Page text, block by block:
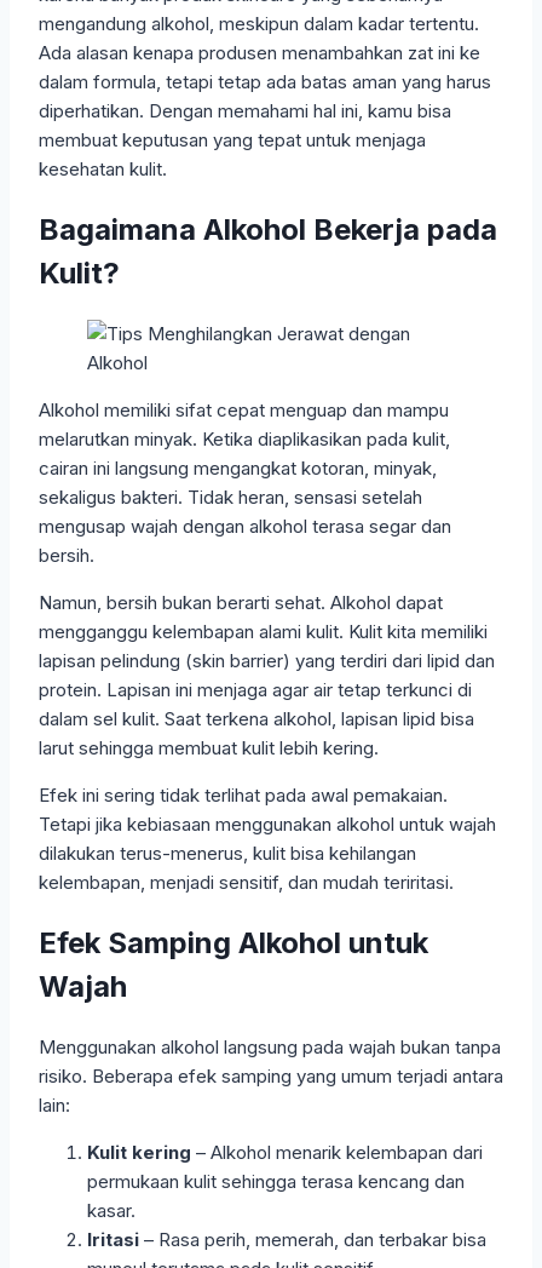
mengandung alkohol, meskipun dalam kadar tertentu.
Ada alasan kenapa produsen menambahkan zat ini ke
dalam formula, tetapi tetap ada batas aman yang harus
diperhatikan. Dengan memahami hal ini, kamu bisa
membuat keputusan yang tepat untuk menjaga
kesehatan kulit.
Bagaimana Alkohol Bekerja pada
Kulit?
Alkohol memiliki sifat cepat menguap dan mampu
melarutkan minyak. Ketika diaplikasikan pada kulit,
cairan ini langsung mengangkat kotoran, minyak,
sekaligus bakteri. Tidak heran, sensasi setelah
mengusap wajah dengan alkohol terasa segar dan
bersih.
Namun, bersih bukan berarti sehat. Alkohol dapat
mengganggu kelembapan alami kulit. Kulit kita memiliki
lapisan pelindung (skin barrier) yang terdiri dari lipid dan
protein. Lapisan ini menjaga agar air tetap terkunci di
dalam sel kulit. Saat terkena alkohol, lapisan lipid bisa
larut sehingga membuat kulit lebih kering.
Efek ini sering tidak terlihat pada awal pemakaian.
Tetapi jika kebiasaan menggunakan alkohol untuk wajah
dilakukan terus-menerus, kulit bisa kehilangan
kelembapan, menjadi sensitif, dan mudah teriritasi.
Efek Samping Alkohol untuk
Wajah
Menggunakan alkohol langsung pada wajah bukan tanpa
risiko. Beberapa efek samping yang umum terjadi antara
lain:
Kulit kering – Alkohol menarik kelembapan dari
permukaan kulit sehingga terasa kencang dan
kasar.
Iritasi – Rasa perih, memerah, dan terbakar bisa